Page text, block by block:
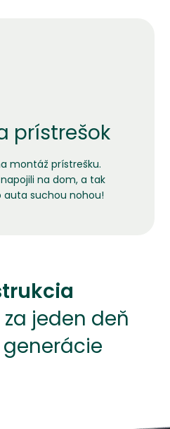
prístrešok
montáž prístrešku.
na dom, a tak
suchou nohou!
jeden deň